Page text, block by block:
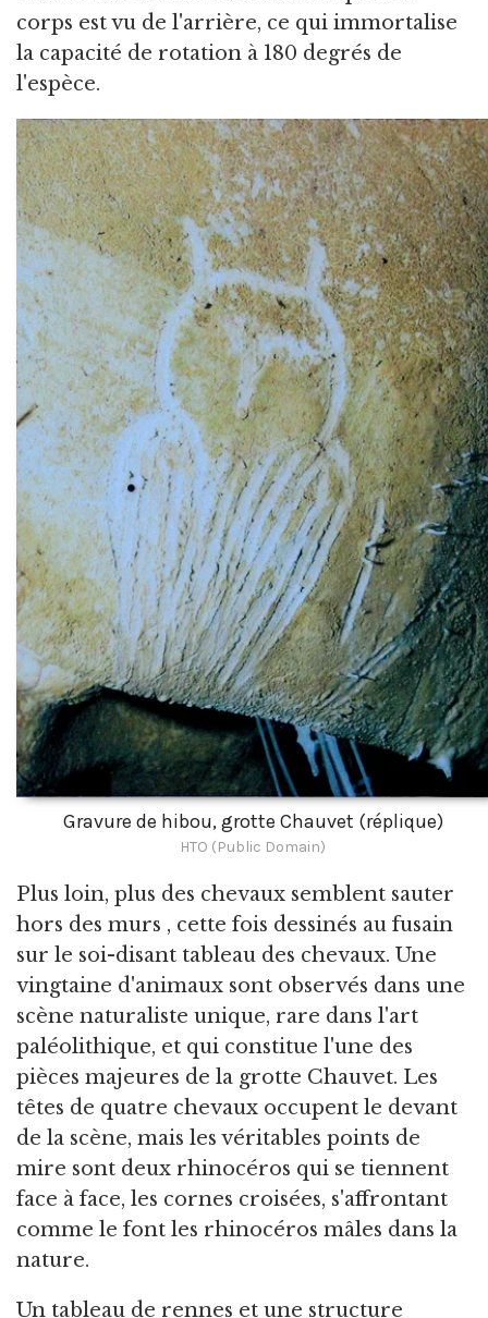
corps est vu de l'arrière, ce qui immortalise
la capacité de rotation à 180 degrés de
l'espèce.
Gravure de hibou, grotte Chauvet (réplique)
HTO (Public Domain)
Plus loin, plus des chevaux semblent sauter
hors des murs , cette fois dessinés au fusain
sur le soi-disant tableau des chevaux. Une
vingtaine d'animaux sont observés dans une
scène naturaliste unique, rare dans l'art
paléolithique, et qui constitue l'une des
pièces majeures de la grotte Chauvet. Les
têtes de quatre chevaux occupent le devant
de la scène, mais les véritables points de
mire sont deux rhinocéros qui se tiennent
face à face, les cornes croisées, s'affrontant
comme le font les rhinocéros mâles dans la
nature.
Un tableau de rennes et une structure